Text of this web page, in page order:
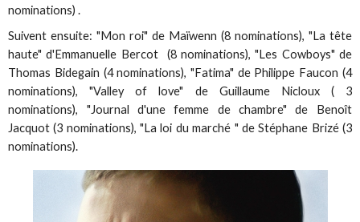
nominations) .
Suivent ensuite: "Mon roi" de Maïwenn (8 nominations), "La tête
haute" d'Emmanuelle Bercot (8 nominations), "Les Cowboys" de
Thomas Bidegain (4 nominations), "Fatima" de Philippe Faucon (4
nominations), "Valley of love" de Guillaume Nicloux ( 3
nominations), "Journal d'une femme de chambre" de Benoît
Jacquot (3 nominations), "La loi du marché " de Stéphane Brizé (3
nominations).